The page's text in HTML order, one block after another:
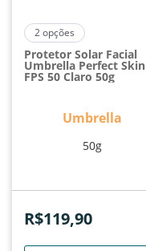
2opções
Protetor Solar Facial
Umbrella Perfect Skin
FPS 50 Claro 50g
Umbrella
50g
R$119,90